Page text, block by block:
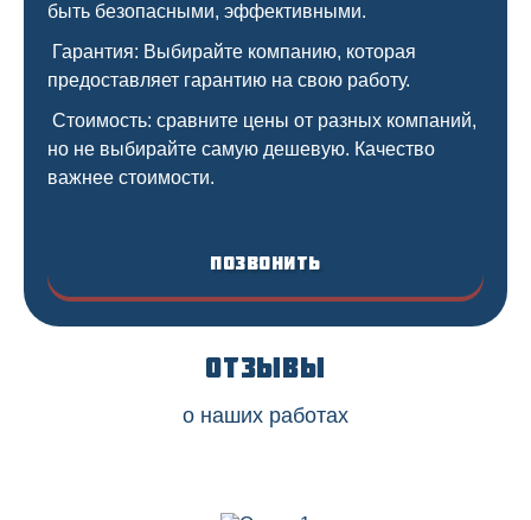
Отзывы
о наших работах
быть безопасными, эффективными.
Гарантия: Выбирайте компанию, которая
предоставляет гарантию на свою работу.
Стоимость: сравните цены от разных компаний,
но не выбирайте самую дешевую. Качество
важнее стоимости.
Позвонить